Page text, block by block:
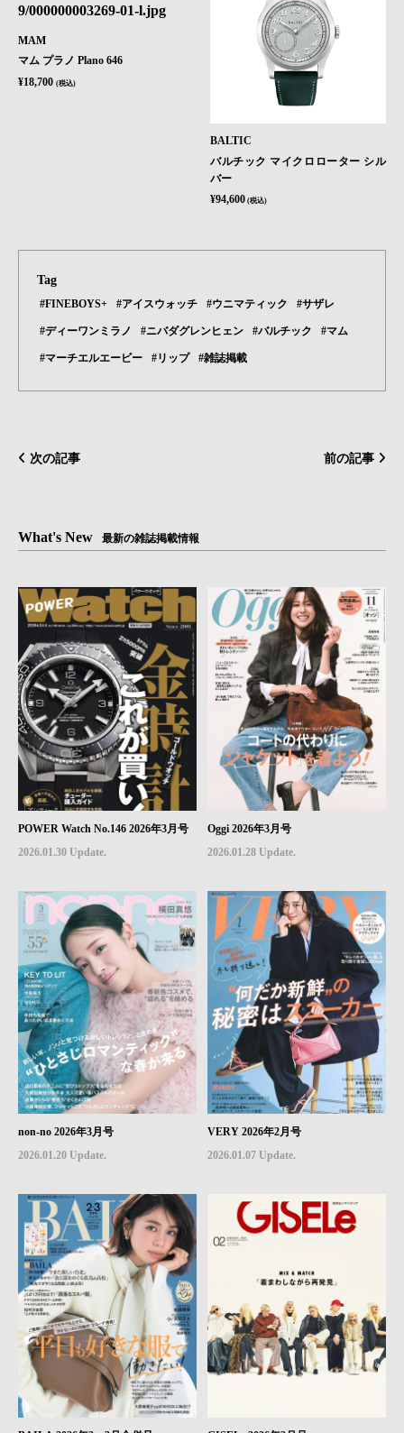
MAM
マム プラノ Plano 646
¥18,700 (税込)
BALTIC
バルチック マイクロローター シル
バー
¥94,600 (税込)
Tag
#FINEBOYS+ #アイスウォッチ #ウニマティック #サザレ
#ディーワンミラノ #ニバダグレンヒェン #バルチック #マム
#マーチエルエービー #リップ #雑誌掲載
次の記事 前の記事
What's New 最新の雑誌掲載情報
POWER Watch No.146 2026年3月号
2026.01.30 Update.
Oggi 2026年3月号
2026.01.28 Update.
non-no 2026年3月号
2026.01.20 Update.
VERY 2026年2月号
2026.01.07 Update.